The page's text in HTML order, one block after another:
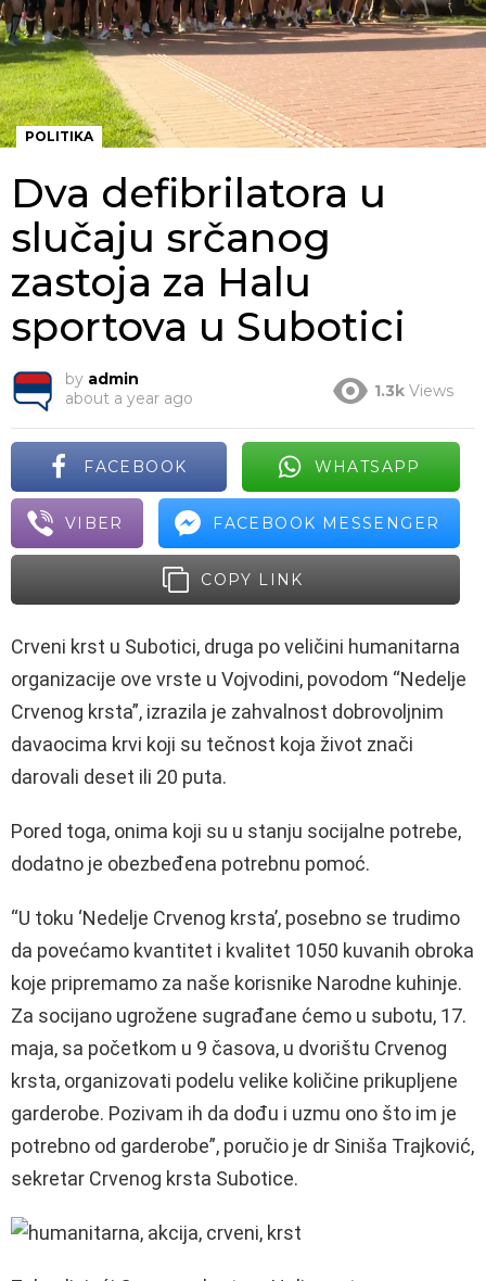
POLITIKA
Dva defibrilatora u
slučaju srčanog
zastoja za Halu
sportova u Subotici
by admin
about a year ago
1.3k Views
FACEBOOK WHATSAPP
VIBER FACEBOOK MESSENGER
COPY LINK
Crveni krst u Subotici, druga po veličini humanitarna
organizacije ove vrste u Vojvodini, povodom “Nedelje
Crvenog krsta”, izrazila je zahvalnost dobrovoljnim
davaocima krvi koji su tečnost koja život znači
darovali deset ili 20 puta.
Pored toga, onima koji su u stanju socijalne potrebe,
dodatno je obezbeđena potrebnu pomoć.
“U toku ‘Nedelje Crvenog krsta’, posebno se trudimo
da povećamo kvantitet i kvalitet 1050 kuvanih obroka
koje pripremamo za naše korisnike Narodne kuhinje.
Za socijano ugrožene sugrađane ćemo u subotu, 17.
maja, sa početkom u 9 časova, u dvorištu Crvenog
krsta, organizovati podelu velike količine prikupljene
garderobe. Pozivam ih da dođu i uzmu ono što im je
potrebno od garderobe”, poručio je dr Siniša Trajković,
sekretar Crvenog krsta Subotice.